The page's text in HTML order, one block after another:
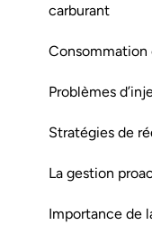
carburant
Consommation
Problèmes
Stratégies de
La gestion
Importance de